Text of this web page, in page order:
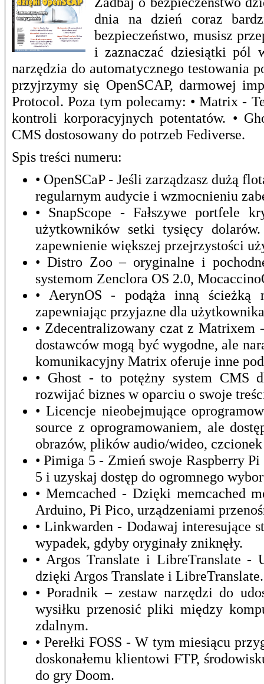
dnia na dzień coraz
bezpieczeństwo, musisz
i zaznaczać dziesiątki pól
narzędzia do automatycznego testowania
przyjrzymy się OpenSCAP, darmowej
Protocol. Poza tym polecamy: • Matrix -
kontroli korporacyjnych potentatów. •
CMS dostosowany do potrzeb Fediverse.
Spis treści numeru:
• OpenSCaP - Jeśli zarządzasz dużą
regularnym audycie i wzmocnieniu
• SnapScope - Fałszywe portfele
użytkowników setki tysięcy
zapewnienie większej przejrzystości
• Distro Zoo – oryginalne i
systemom Zenclora OS 2.0,
• AerynOS - podąża inną ścieżką
zapewniając przyjazne dla
• Zdecentralizowany czat z
dostawców mogą być wygodne, ale
komunikacyjny Matrix oferuje inne
• Ghost - to potężny system CMS
rozwijać biznes w oparciu o swoje
• Licencje nieobejmujące
source z oprogramowaniem, ale
obrazów, plików audio/wideo,
• Pimiga 5 - Zmień swoje Raspberry
5 i uzyskaj dostęp do ogromnego
• Memcached - Dzięki memcached
Arduino, Pi Pico, urządzeniami
• Linkwarden - Dodawaj interesujące
wypadek, gdyby oryginały zniknęły.
• Argos Translate i LibreTranslate -
dzięki Argos Translate i LibreTranslate.
• Poradnik – zestaw narzędzi do
wysiłku przenosić pliki między
zdalnym.
• Perełki FOSS - W tym miesiącu
doskonałemu klientowi FTP,
do gry Doom.